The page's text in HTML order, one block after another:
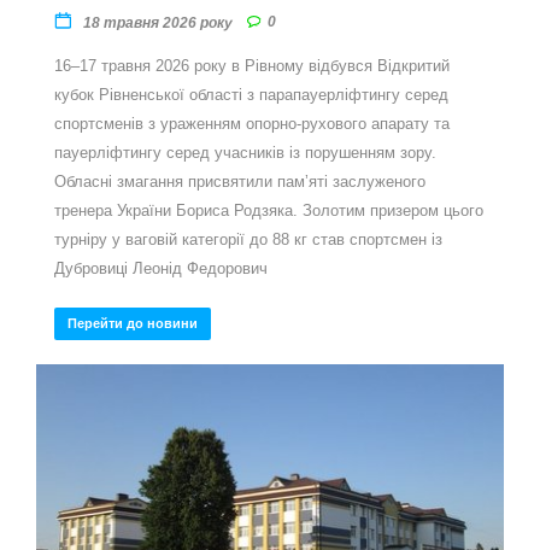
18 травня 2026 року 0
16–17 травня 2026 року в Рівному відбувся Відкритий
кубок Рівненської області з парапауерліфтингу серед
спортсменів з ураженням опорно-рухового апарату та
пауерліфтингу серед учасників із порушенням зору.
Обласні змагання присвятили памʼяті заслуженого
тренера України Бориса Родзяка. Золотим призером цього
турніру у ваговій категорії до 88 кг став спортсмен із
Дубровиці Леонід Федорович
Перейти до новини